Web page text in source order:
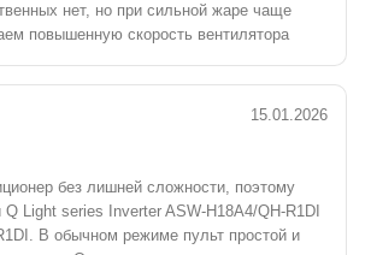
нет, но при сильной жаре чаще
повышенную скорость вентилятора
15.01.2026
без лишней сложности, поэтому
Q Light series Inverter ASW-H18A4/QH-R1DI
В обычном режиме пульт простой и